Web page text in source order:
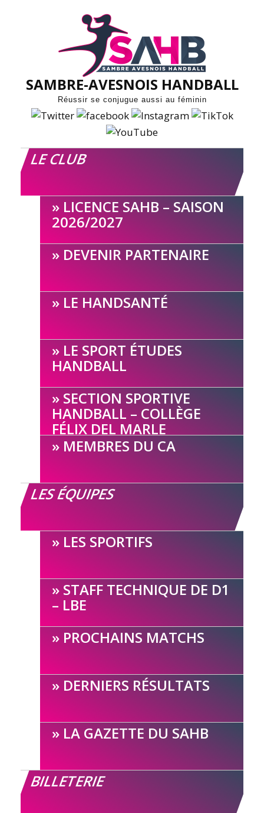
SAMBRE-AVESNOIS HANDBALL
Réussir se conjugue aussi au féminin
LE CLUB
LICENCE SAHB – SAISON
2026/2027
DEVENIR PARTENAIRE
LE HANDSANTÉ
LE SPORT ÉTUDES
HANDBALL
SECTION SPORTIVE
HANDBALL – COLLÈGE
FÉLIX DEL MARLE
MEMBRES DU CA
LES ÉQUIPES
LES SPORTIFS
STAFF TECHNIQUE DE D1
– LBE
PROCHAINS MATCHS
DERNIERS RÉSULTATS
LA GAZETTE DU SAHB
BILLETERIE